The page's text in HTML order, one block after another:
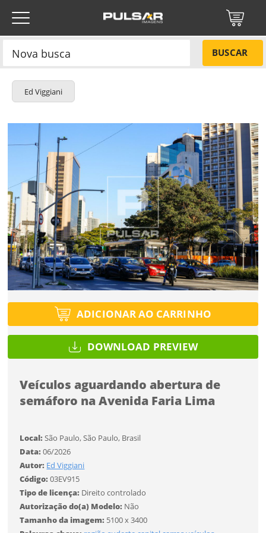
BUSCAR
Ed Viggiani
ADICIONAR AO CARRINHO
DOWNLOAD PREVIEW
Veículos aguardando abertura de
semáforo na Avenida Faria Lima
Local:São Paulo, São Paulo, Brasil
Data:06/2026
Autor: Ed Viggiani
Código:03EV915
Tipo de licença: Direito controlado
Autorização do(a) Modelo: Não
Tamanho da imagem: 5100 x 3400
Título do projeto
Selecione
Utilização
Códigos
Título do projeto
Selecione
Utilização
Formato
ENTRAR
Você ainda não tem conta?
CADASTRE-SE
ENVIAR
Protegido por reCAPTCHA —Privacidade·Termos
NÃO
SIM
Título do projeto
Tipo de projeto
Selecione
Utilização
Tamanho
Tamanho PR$ 57,00
Tamanho MR$ 114,00
Tamanho GR$ 171,00